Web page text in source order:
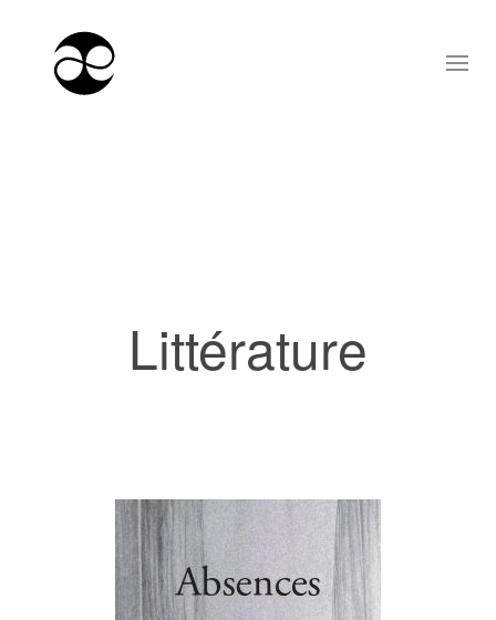
Littérature